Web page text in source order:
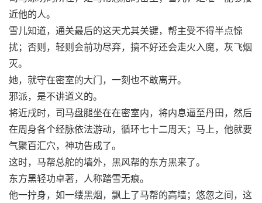
近他的人。
雪儿知道，通关最后的这天尤其关键，帮主受不得半点惊
扰；否则，轻则会前功尽弃，搞不好还会走火入魔，灰飞烟
灭。
她，就守在密室的大门，一刻也不敢离开。
邪派，是不讲道义的。
将近戌时，司马盘腿坐在在密室内，将内息逼至丹田，然后
在周身各个经脉依法游动，循环七十二周天；马上，他就要
气聚百汇穴，神功告成了。
这时，马帮总舵的墙外，黑风帮的东方黑来了。
东方黑轻功卓著，人称踏雪无痕。
他一拧身，如一缕黑烟，飘上了马帮的高墙；悠忽之间，这